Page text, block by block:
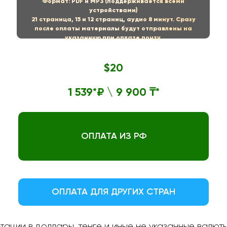
Формат: PDF и MP3 (поддерживается всеми
устройствами)
21 страница, 15 и 12 страниц, аудио 8 минут. Сразу
после оплаты материалы будут отправлены на
указанную при оплате почту.
ОПЛАТА ДЛЯ ДРУГИХ СТРАН
1 539*₽ \ 9 900 ₸*
$20
ОПЛАТА ИЗ РФ